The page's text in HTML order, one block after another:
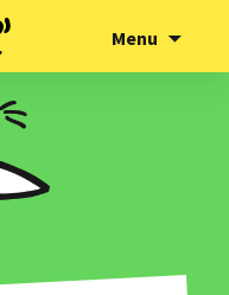
Menu